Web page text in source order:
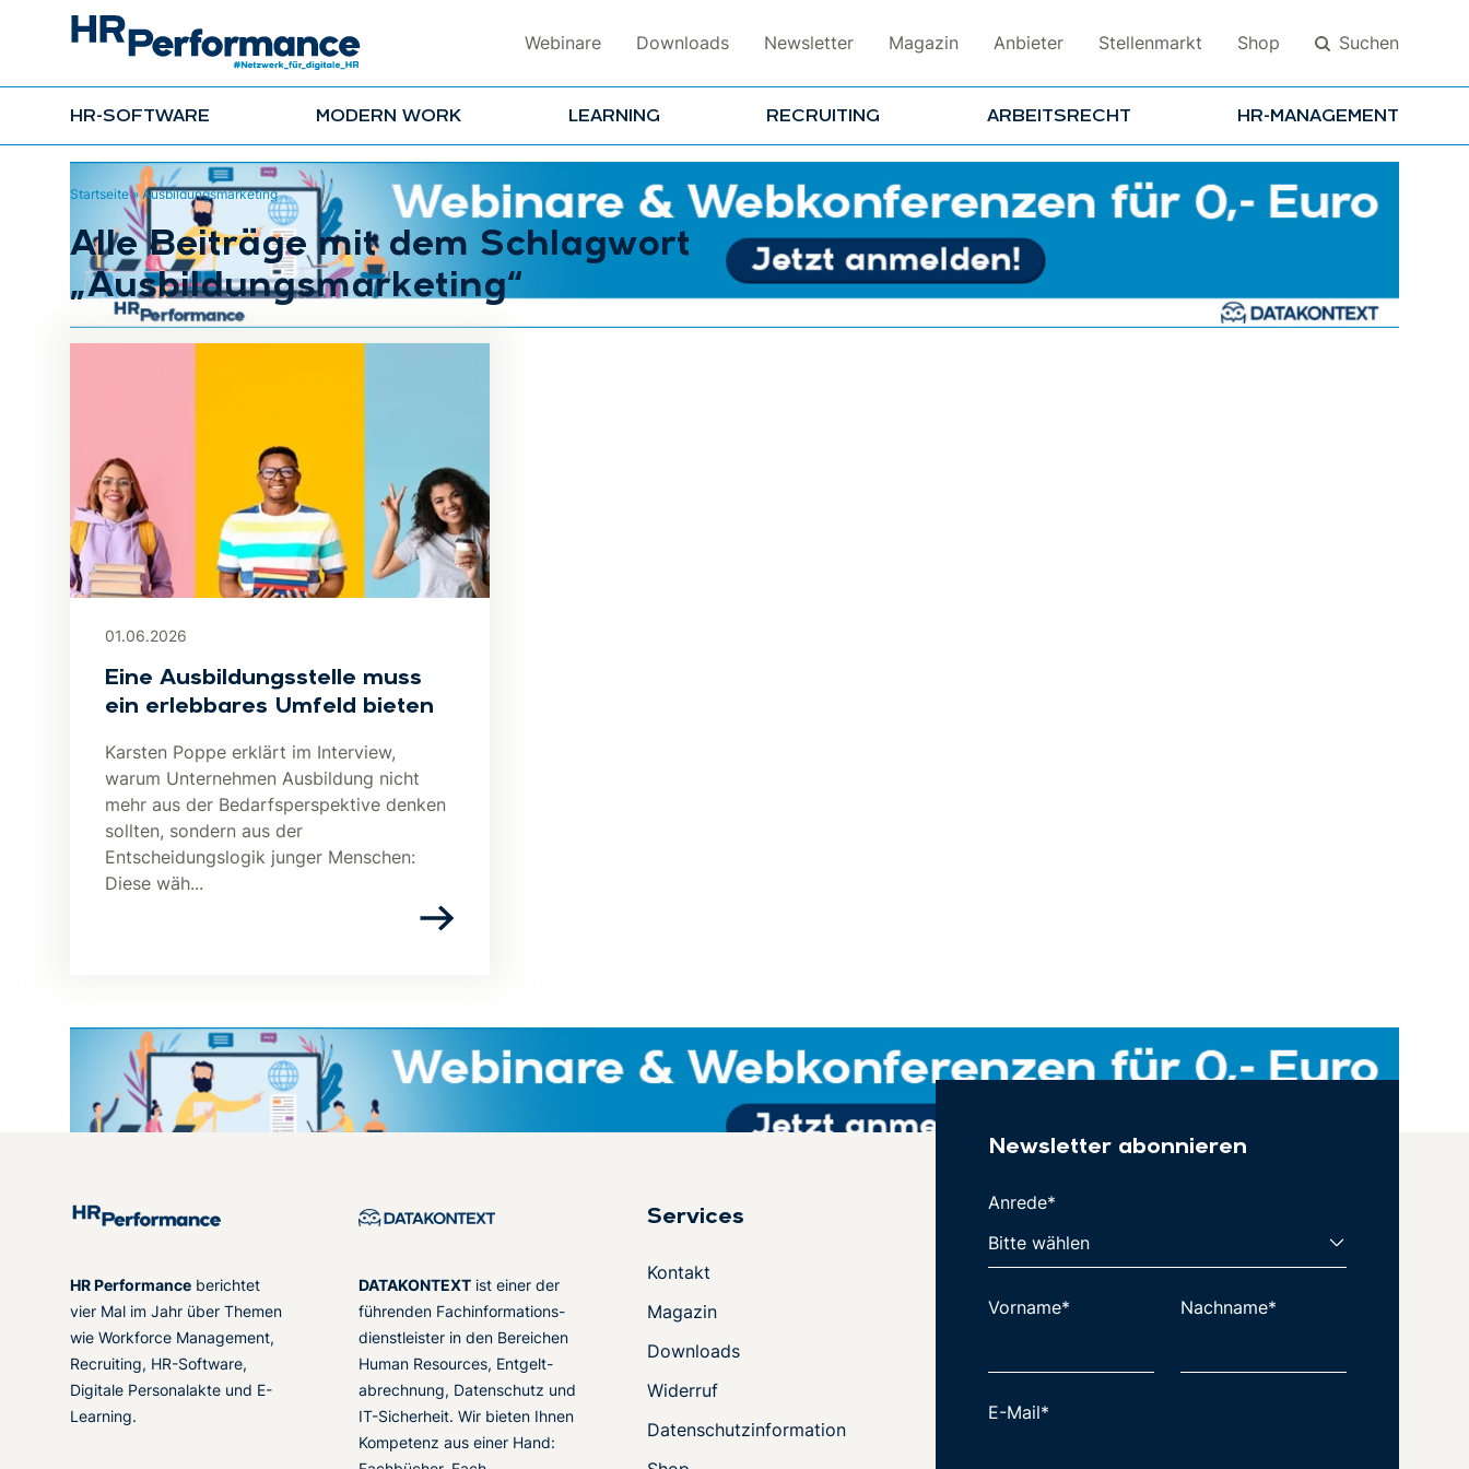
Webinare Downloads Newsletter Magazin Anbieter Stellenmarkt Shop Suchen
HR-SOFTWARE MODERN WORK LEARNING RECRUITING ARBEITSRECHT HR-MANAGEMENT
Suchen
Startseite»Ausbildungsmarketing
Alle Beiträge mit dem Schlagwort
„Ausbildungsmarketing“
01.06.2026
Eine Ausbildungsstelle muss
ein erlebbares Umfeld bieten
Karsten Poppe erklärt im Interview,
warum Unternehmen Ausbildung nicht
mehr aus der Bedarfsperspektive denken
sollten, sondern aus der
Entscheidungslogik junger Menschen:
Diese wäh...
HR Performance berichtet
vier Mal im Jahr über Themen
wie Workforce Management,
Recruiting, HR-Software,
Digitale Personalakte und E-
Learning.
DATAKONTEXT ist einer der
führenden Fachinformations-
dienstleister in den Bereichen
Human Resources, Entgelt-
abrechnung, Datenschutz und
IT-Sicherheit. Wir bieten Ihnen
Kompetenz aus einer Hand:
Services
Kontakt
Magazin
Downloads
Widerruf
Datenschutzinformation
Newsletter abonnieren
Anrede*
Vorname* Nachname*
E-Mail*